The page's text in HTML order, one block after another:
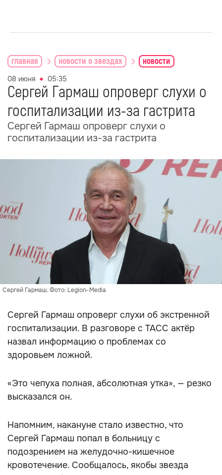
главная новости о звездах новости
08 июня 05:35
Сергей Гармаш опроверг слухи о
госпитализации из-за гастрита
Сергей Гармаш опроверг слухи о
госпитализации из-за гастрита
Сергей Гармаш. Фото: Legion-Media
Сергей Гармаш опроверг слухи об экстренной
госпитализации. В разговоре с ТАСС актёр
назвал информацию о проблемах со
здоровьем ложной.
«Это чепуха полная, абсолютная утка», — резко
высказался он.
Напомним, накануне стало известно, что
Сергей Гармаш попал в больницу с
подозрением на желудочно-кишечное
кровотечение. Сообщалось, якобы звезда